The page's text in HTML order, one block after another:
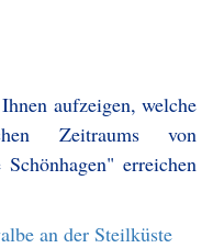
aufzeigen, welche
Zeitraums von
erreichen
an der Steilküste